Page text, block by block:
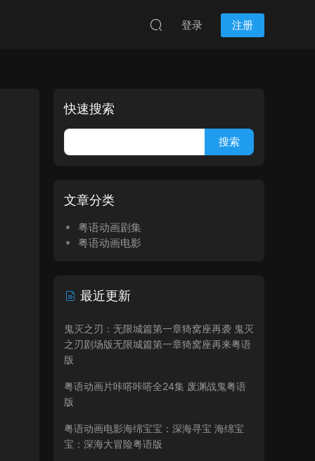
登录 注册
快速搜索
文章分类
粤语动画剧集
粤语动画电影
最近更新
鬼灭之刃：无限城篇第一章猗窝座再袭 鬼灭
之刃剧场版无限城篇第一章猗窝座再来粤语
版
粤语动画片咔嗒咔嗒全24集 废渊战鬼粤语
版
粤语动画电影海绵宝宝：深海寻宝 海绵宝
宝：深海大冒险粤语版